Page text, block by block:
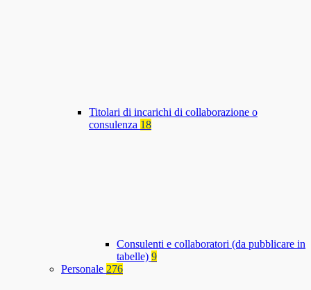
Titolari di incarichi di collaborazione o
consulenza 18
Consulenti e collaboratori (da pubblicare in
tabelle) 9
Personale 276